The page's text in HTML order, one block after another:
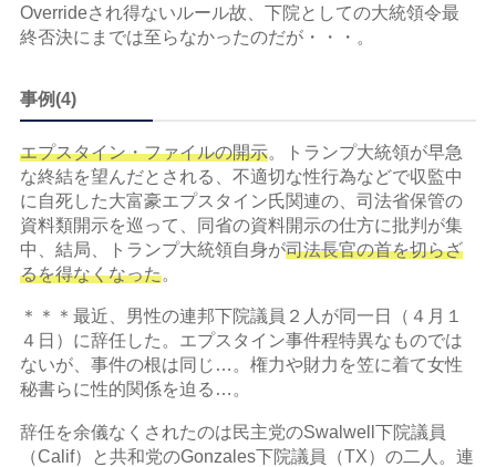
Overrideされ得ないルール故、下院としての大統領令最
終否決にまでは至らなかったのだが・・・。
事例(4)
エプスタイン・ファイルの開示。トランプ大統領が早急
な終結を望んだとされる、不適切な性行為などで収監中
に自死した大富豪エプスタイン氏関連の、司法省保管の
資料類開示を巡って、同省の資料開示の仕方に批判が集
中、結局、トランプ大統領自身が司法長官の首を切らざ
るを得なくなった。
＊＊＊最近、男性の連邦下院議員２人が同一日（４月１
４日）に辞任した。エプスタイン事件程特異なものでは
ないが、事件の根は同じ…。権力や財力を笠に着て女性
秘書らに性的関係を迫る…。
辞任を余儀なくされたのは民主党のSwalwell下院議員
（Calif）と共和党のGonzales下院議員（TX）の二人。連